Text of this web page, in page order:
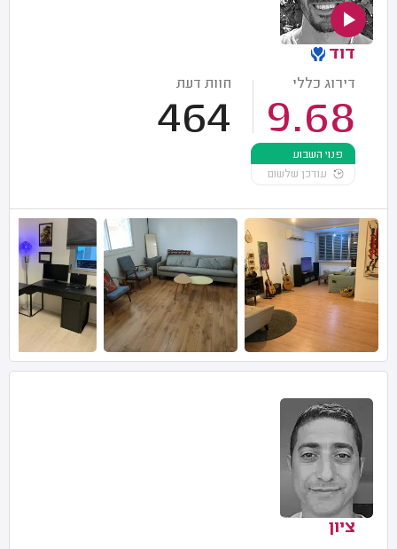
דוד
דירוג כללי
9.68
חוות דעת
464
פנוי השבוע
עודכן שלשום
ציון